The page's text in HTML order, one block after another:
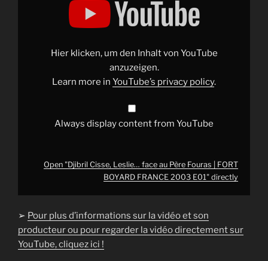
FRANCE
Hier klicken, um den Inhalt von YouTube
anzuzeigen.
Learn more in YouTube’s privacy policy.
Always display content from YouTube
Open "Djibril Cisse, Leslie… face au Père Fouras | FORT
BOYARD FRANCE 2003 E01" directly
➢ Pour plus d’informations sur la vidéo et son
producteur ou pour regarder la vidéo directement sur
YouTube, cliquez ici !